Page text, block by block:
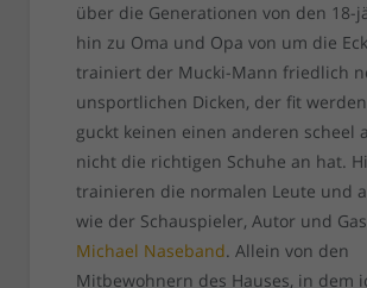
über die Generationen von den 18-
hin zu Oma und Opa von um die
trainiert der Mucki-Mann friedlich
unsportlichen Dicken, der fit
guckt keinen einen anderen scheel
nicht die richtigen Schuhe an hat.
trainieren die normalen Leute und
wie der Schauspieler, Autor und
Michael Naseband. Allein von den
Mitbewohnern des Hauses, in dem